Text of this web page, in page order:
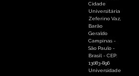
Cidade
Universitária
Zeferino Vaz,
Barão
Geraldo
Campinas -
São Paulo -
Brasil - CEP:
13083-896
Universidade